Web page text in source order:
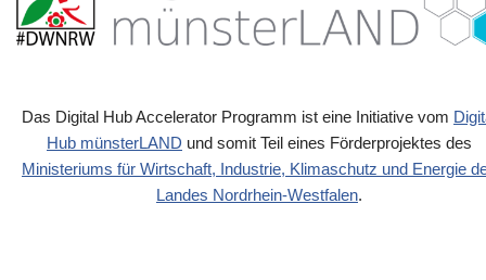
Das Digital Hub Accelerator Programm ist eine Initiative vom
Hub münsterLAND und somit Teil eines Förderprojektes des
Ministeriums für Wirtschaft, Industrie, Klimaschutz und Energie
Landes Nordrhein-Westfalen.